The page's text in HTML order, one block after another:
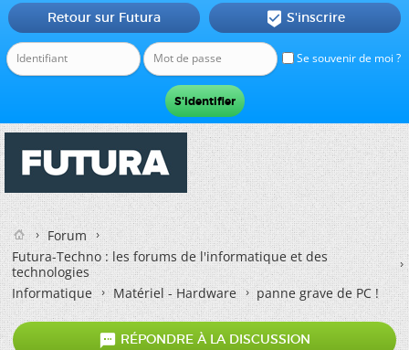
Se souvenir de moi ?
Retour sur Futura  S'inscrire
Forum
Futura-Techno : les forums de l'informatique et des
technologies
Informatique
Matériel - Hardware panne grave de PC !
 RÉPONDRE À LA DISCUSSION